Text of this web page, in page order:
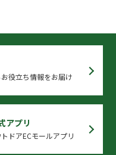
役立ち情報をお届け
アプリ
ドアECモールアプリ